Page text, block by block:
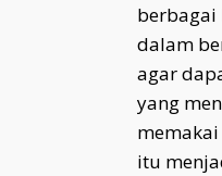
berbagai
dalam
agar
yang
itu